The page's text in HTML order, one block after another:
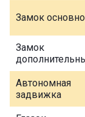
Замок
Замок
Автономная
задвижка